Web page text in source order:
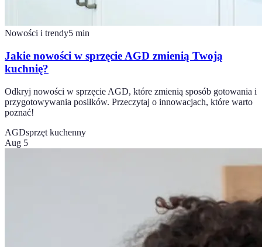
Nowości i trendy5 min
Jakie nowości w sprzęcie AGD zmienią Twoją
kuchnię?
Odkryj nowości w sprzęcie AGD, które zmienią sposób gotowania i
przygotowywania posiłków. Przeczytaj o innowacjach, które warto
poznać!
AGDsprzęt kuchenny
Aug 5